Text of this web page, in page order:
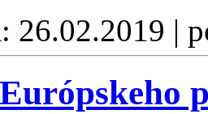
26.02.2019 |